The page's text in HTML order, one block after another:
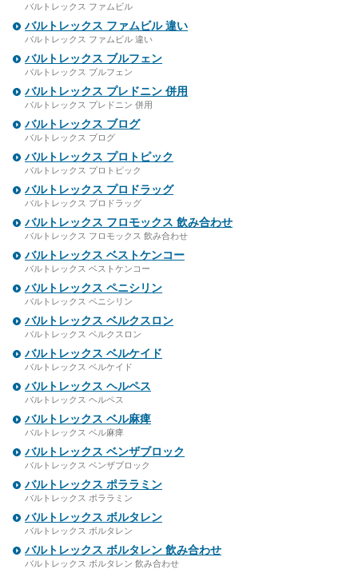
バルトレックス ファムビル
バルトレックス ファムビル 違い
バルトレックス ファムビル 違い
バルトレックス ブルフェン
バルトレックス ブルフェン
バルトレックス プレドニン 併用
バルトレックス プレドニン 併用
バルトレックス ブログ
バルトレックス ブログ
バルトレックス プロトピック
バルトレックス プロトピック
バルトレックス プロドラッグ
バルトレックス プロドラッグ
バルトレックス フロモックス 飲み合わせ
バルトレックス フロモックス 飲み合わせ
バルトレックス ベストケンコー
バルトレックス ベストケンコー
バルトレックス ペニシリン
バルトレックス ペニシリン
バルトレックス ベルクスロン
バルトレックス ベルクスロン
バルトレックス ベルケイド
バルトレックス ベルケイド
バルトレックス ヘルペス
バルトレックス ヘルペス
バルトレックス ベル麻痺
バルトレックス ベル麻痺
バルトレックス ベンザブロック
バルトレックス ベンザブロック
バルトレックス ポララミン
バルトレックス ポララミン
バルトレックス ボルタレン
バルトレックス ボルタレン
バルトレックス ボルタレン 飲み合わせ
バルトレックス ボルタレン 飲み合わせ